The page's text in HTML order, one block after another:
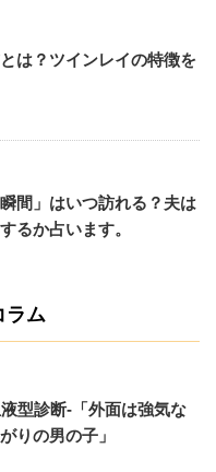
は？ツインレイの特徴を
間」はいつ訪れる？夫は
るか占います。
ラム
型診断-「外面は強気な
りの男の子」